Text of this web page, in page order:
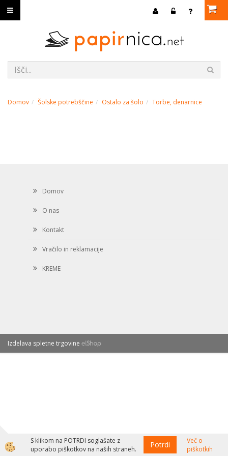
Domov Šolske potrebščine Ostalo za šolo Torbe, denarnice
Domov
O nas
Kontakt
Vračilo in reklamacije
KREME
Izdelava spletne trgovine
S klikom na POTRDI soglašate z
uporabo piškotkov na naših straneh.
Potrdi
Več o
piškotkih